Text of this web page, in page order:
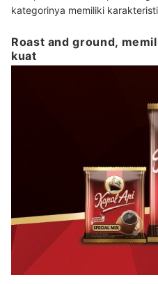
kategorinya memiliki
Roast and ground,
kuat